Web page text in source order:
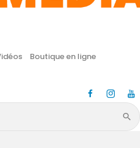
Boutique en ligne
en ligne